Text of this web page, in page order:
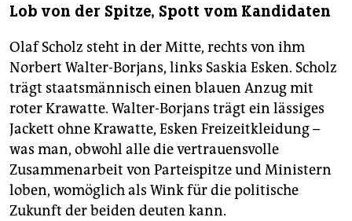
Lob von der Spitze, Spott vom Kandidaten
Olaf Scholz steht in der Mitte, rechts von ihm
Norbert Walter-Borjans, links Saskia Esken. Scholz
trägt staatsmännisch einen blauen Anzug mit
roter Krawatte. Walter-Borjans trägt ein lässiges
Jackett ohne Krawatte, Esken Freizeitkleidung –
was man, obwohl alle die vertrauensvolle
Zusammenarbeit von Parteispitze und Ministern
loben, womöglich als Wink für die politische
Zukunft der beiden deuten kann.